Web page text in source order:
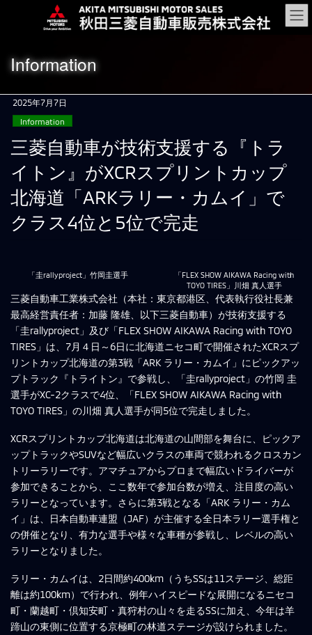
移
ン
Information
2025年7月7日
Information
三菱自動車が技術支援する『トラ
イトン』がXCRスプリントカップ
北海道「ARKラリー・カムイ」で
クラス4位と5位で完走
「圭rallyproject」竹岡圭選手
「FLEX SHOW AIKAWA Racing with
TOYO TIRES」川畑 真人選手
三菱自動車工業株式会社（本社：東京都港区、代表執行役社長兼
最高経営責任者：加藤 隆雄、以下三菱自動車）が技術支援する
「圭rallyproject」及び「FLEX SHOW AIKAWA Racing with TOYO
TIRES」は、7月４日～6日に北海道ニセコ町で開催されたXCRスプ
リントカップ北海道の第3戦「ARK ラリー・カムイ」にピックアッ
プトラック『トライトン』で参戦し、「圭rallyproject」の竹岡 圭
選手がXC-2クラスで4位、「FLEX SHOW AIKAWA Racing with
TOYO TIRES」の川畑 真人選手が同5位で完走しました。
XCRスプリントカップ北海道は北海道の山間部を舞台に、ピックア
ップトラックやSUVなど幅広いクラスの車両で競われるクロスカン
トリーラリーです。アマチュアからプロまで幅広いドライバーが
参加できることから、ここ数年で参加台数が増え、注目度の高い
ラリーとなっています。さらに第3戦となる「ARK ラリー・カム
イ」は、日本自動車連盟（JAF）が主催する全日本ラリー選手権と
の併催となり、有力な選手や様々な車種が参戦し、レベルの高い
ラリーとなりました。
ラリー・カムイは、2日間約400km（うちSSは11ステージ、総距
離は約100km）で行われ、例年ハイスピードな展開になるニセコ
町・蘭越町・倶知安町・真狩村の山々を走るSSに加え、今年は羊
蹄山の東側に位置する京極町の林道ステージが設けられました。